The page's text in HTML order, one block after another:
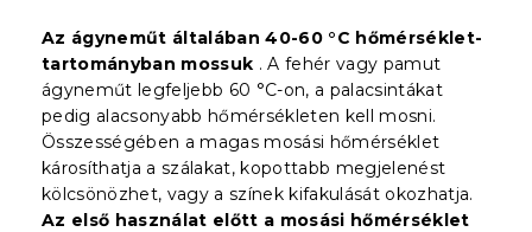
Az ágyneműt általában 40-60 °C hőmérséklet-
tartományban mossuk . A fehér vagy pamut
ágyneműt legfeljebb 60 °C-on, a palacsintákat
pedig alacsonyabb hőmérsékleten kell mosni.
Összességében a magas mosási hőmérséklet
károsíthatja a szálakat, kopottabb megjelenést
kölcsönözhet, vagy a színek kifakulását okozhatja.
Az első használat előtt a mosási hőmérséklet